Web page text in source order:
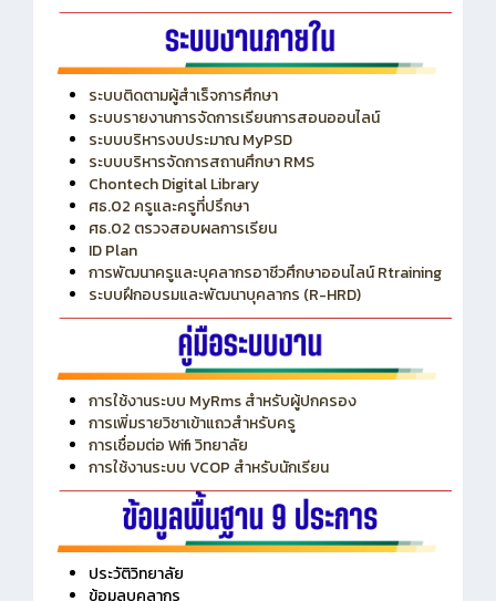
ระบบติดตามผู้สำเร็จการศึกษา
ระบบรายงานการจัดการเรียนการสอนออนไลน์
ระบบบริหารงบประมาณ MyPSD
ระบบบริหารจัดการสถานศึกษา RMS
Chontech Digital Library
ศธ.02 ครูและครูที่ปรึกษา
ศธ.02 ตรวจสอบผลการเรียน
ID Plan
การพัฒนาครูและบุคลากรอาชีวศึกษาออนไลน์ Rtraining
ระบบฝึกอบรมและพัฒนาบุคลากร (R-HRD)
การใช้งานระบบ MyRms สำหรับผู้ปกครอง
การเพิ่มรายวิชาเข้าแถวสำหรับครู
การเชื่อมต่อ Wifi วิทยาลัย
การใช้งานระบบ VCOP สำหรับนักเรียน
ประวัติวิทยาลัย